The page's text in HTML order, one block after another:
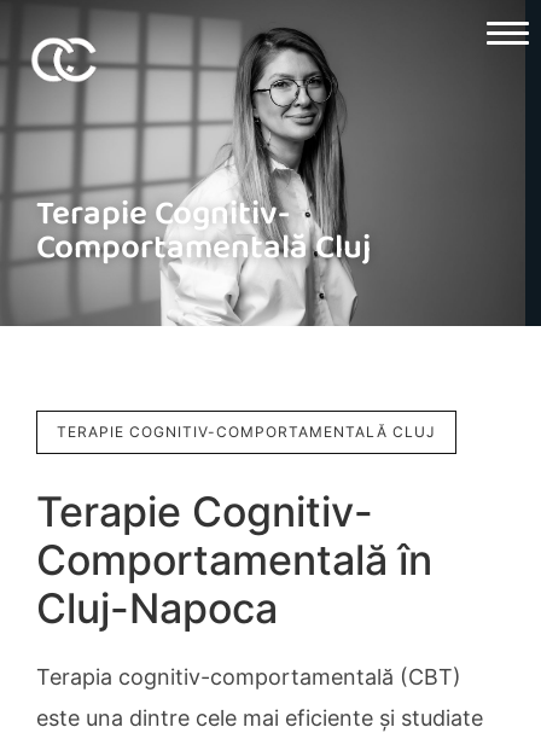
Terapie Cognitiv-
Comportamentală Cluj
TERAPIE COGNITIV-COMPORTAMENTALĂ CLUJ
Terapie Cognitiv-
Comportamentală în
Cluj-Napoca
Terapia cognitiv-comportamentală (CBT)
este una dintre cele mai eficiente și studiate
Acasă
Despre Mine
Servicii
Tarife